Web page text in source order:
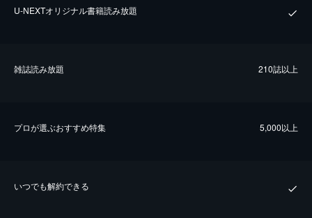
U-NEXTオリジナル書籍読み放題
雑誌読み放題 210誌以上
プロが選ぶおすすめ特集 5,000以上
いつでも解約できる